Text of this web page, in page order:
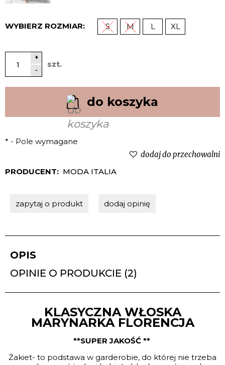
WYBIERZ ROZMIAR: S M L XL
+
-
szt.
do koszyka
* - Pole wymagane
dodaj do przechowalni
PRODUCENT: MODA ITALIA
zapytaj o produkt dodaj opinię
OPIS
OPINIE O PRODUKCIE (2)
KLASYCZNA WŁOSKA
MARYNARKA FLORENCJA
**SUPER JAKOŚĆ **
Żakiet- to podstawa w garderobie, do której nie trzeba